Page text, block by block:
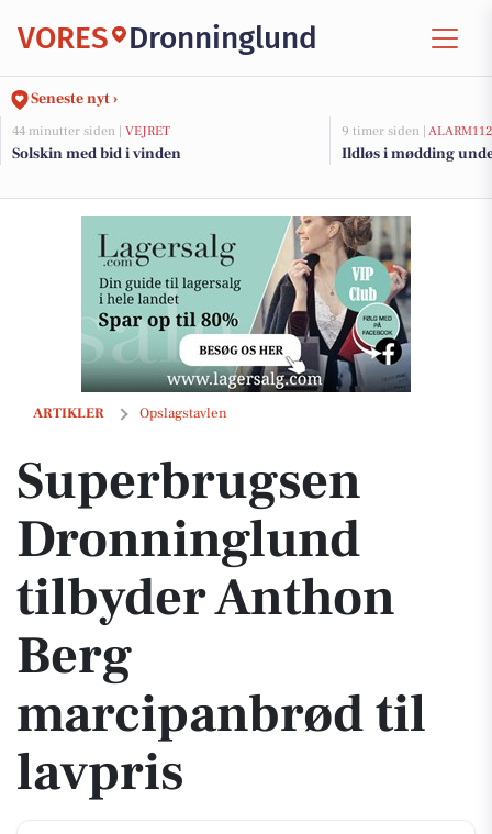
VORES Dronninglund
Seneste nyt ›
44 minutter siden | VEJRET
Solskin med bid i vinden
9 timer siden | ALARM112
Ildløs i mødding
ARTIKLER Opslagstavlen
Superbrugsen Dronninglund tilbyder Anthon Berg marcipanbrød til
Superbrugsen
Dronninglund
tilbyder Anthon
Berg
marcipanbrød til
lavpris